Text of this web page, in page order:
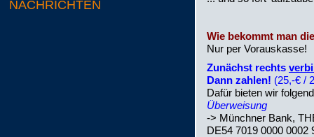
NACHRICHTEN
Wie bekommt man
Nur per Vorauskasse!
Zunächst rechts
Dann zahlen! (25,-€ /
Dafür bieten wir
Überweisung
-> Münchner Bank,
DE54 7019 0000 0002